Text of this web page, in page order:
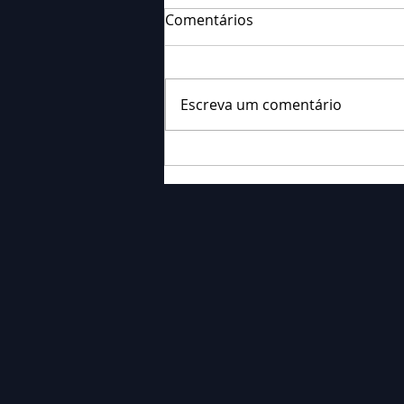
Barauce Schon
Comentários
Escreva um comentário